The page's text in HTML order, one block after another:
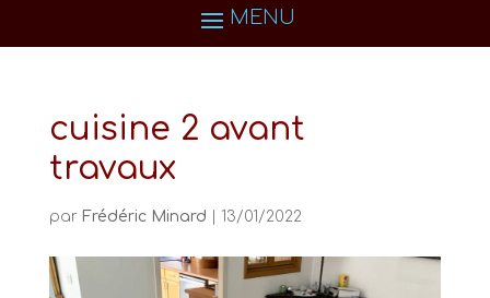
cuisine 2 avant
travaux
par Frédéric Minard 13/01/2022